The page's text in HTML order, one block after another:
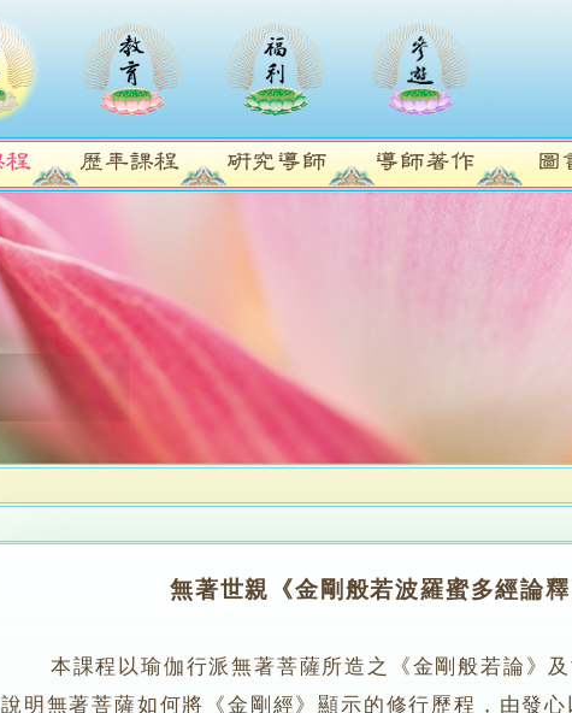
無著世親《金剛般若波羅蜜多經論
本課程以瑜伽行派無著菩薩所造之《金剛般若論》及
說明無著菩薩如何將《金剛經》顯示的修行歷程，由發